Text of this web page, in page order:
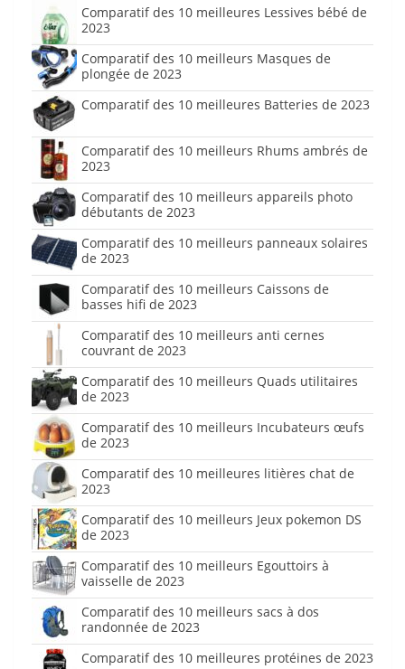
Comparatif des 10 meilleures Lessives bébé de
2023
Comparatif des 10 meilleurs Masques de
plongée de 2023
Comparatif des 10 meilleures Batteries de 2023
Comparatif des 10 meilleurs Rhums ambrés de
2023
Comparatif des 10 meilleurs appareils photo
débutants de 2023
Comparatif des 10 meilleurs panneaux solaires
de 2023
Comparatif des 10 meilleurs Caissons de
basses hifi de 2023
Comparatif des 10 meilleurs anti cernes
couvrant de 2023
Comparatif des 10 meilleurs Quads utilitaires
de 2023
Comparatif des 10 meilleurs Incubateurs œufs
de 2023
Comparatif des 10 meilleures litières chat de
2023
Comparatif des 10 meilleurs Jeux pokemon DS
de 2023
Comparatif des 10 meilleurs Egouttoirs à
vaisselle de 2023
Comparatif des 10 meilleurs sacs à dos
randonnée de 2023
Comparatif des 10 meilleures protéines de 2023